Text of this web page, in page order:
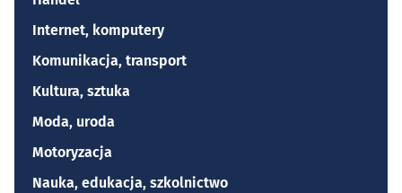
Internet, komputery
Komunikacja, transport
Kultura, sztuka
Moda, uroda
Motoryzacja
Nauka, edukacja, szkolnictwo